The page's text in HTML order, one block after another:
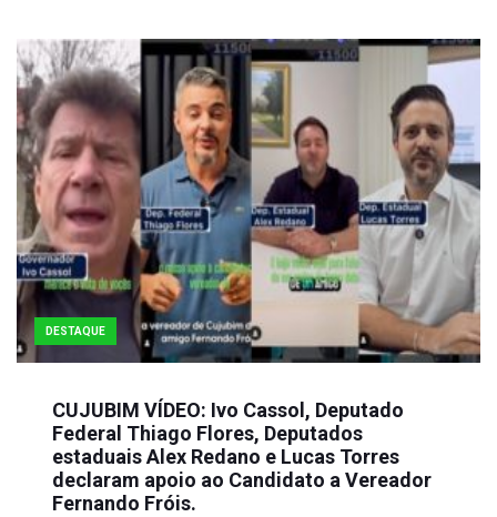
DESTAQUE
CUJUBIM VÍDEO: Ivo Cassol, Deputado
Federal Thiago Flores, Deputados
estaduais Alex Redano e Lucas Torres
declaram apoio ao Candidato a Vereador
Fernando Fróis.